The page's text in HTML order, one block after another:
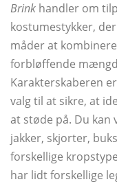
Brink handler om
kostumestykker,
måder at
forbløffende
Karakterskaberen
valg til at sikre, at
at støde på. Du kan
jakker, skjorter,
forskellige
har lidt forskellige